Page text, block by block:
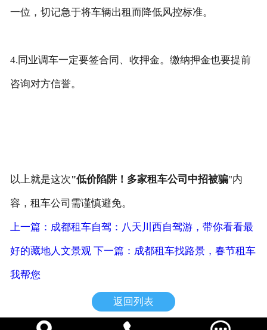
一位，切记急于将车辆出租而降低风控标准。
4.同业调车一定要签合同、收押金。缴纳押金也要提前
咨询对方信誉。
以上就是这次"低价陷阱！多家租车公司中招被骗"内
容，租车公司需谨慎避免。
上一篇：成都租车自驾：八天川西自驾游，带你看看最
好的藏地人文景观 下一篇：成都租车找路景，春节租车
我帮您
返回列表